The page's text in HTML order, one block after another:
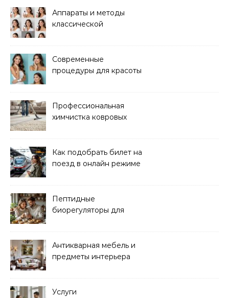
Аппараты и методы
классической
Современные
процедуры для красоты
Профессиональная
химчистка ковровых
Как подобрать билет на
поезд в онлайн режиме
Пептидные
биорегуляторы для
Антикварная мебель и
предметы интерьера
Услуги